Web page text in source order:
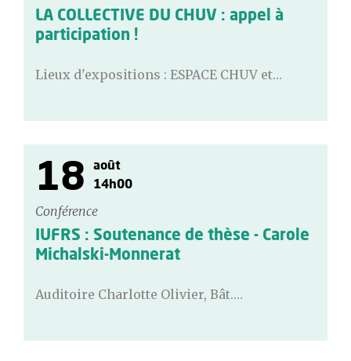
LA COLLECTIVE DU CHUV : appel à
participation !
Lieux d'expositions : ESPACE CHUV et…
18
août
14h00
Conférence
IUFRS : Soutenance de thèse - Carole
Michalski-Monnerat
Auditoire Charlotte Olivier, Bât.…